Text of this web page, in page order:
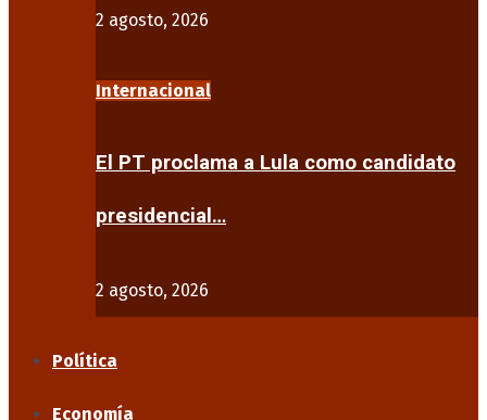
2 agosto, 2026
Internacional
El PT proclama a Lula como candidato
presidencial…
2 agosto, 2026
Política
Economía